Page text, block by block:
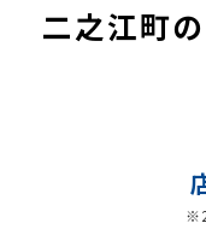
二之江町